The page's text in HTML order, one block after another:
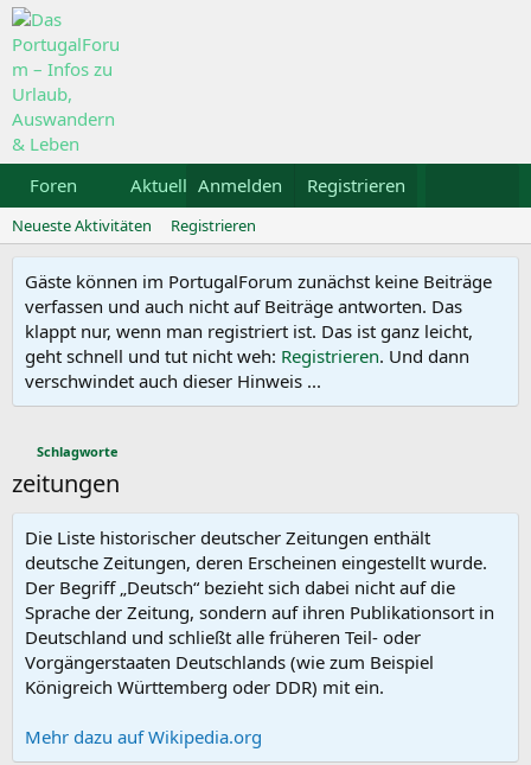
Foren Aktuelles Galerie Kalender
Anmelden Registrieren
Neueste Aktivitäten Registrieren
Gäste können im PortugalForum zunächst keine Beiträge
verfassen und auch nicht auf Beiträge antworten. Das
klappt nur, wenn man registriert ist. Das ist ganz leicht,
geht schnell und tut nicht weh: Registrieren. Und dann
verschwindet auch dieser Hinweis ...
Schlagworte
zeitungen
Die Liste historischer deutscher Zeitungen enthält
deutsche Zeitungen, deren Erscheinen eingestellt wurde.
Der Begriff „Deutsch“ bezieht sich dabei nicht auf die
Sprache der Zeitung, sondern auf ihren Publikationsort in
Deutschland und schließt alle früheren Teil- oder
Vorgängerstaaten Deutschlands (wie zum Beispiel
Königreich Württemberg oder DDR) mit ein.
Mehr dazu auf Wikipedia.org